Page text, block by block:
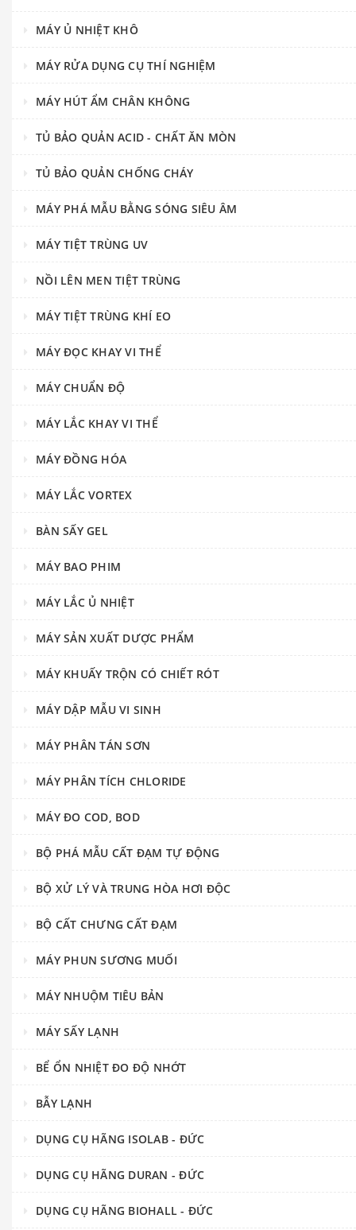
MÁY Ủ NHIỆT KHÔ
MÁY RỬA DỤNG CỤ THÍ NGHIỆM
MÁY HÚT ẨM CHÂN KHÔNG
TỦ BẢO QUẢN ACID - CHẤT ĂN MÒN
TỦ BẢO QUẢN CHỐNG CHÁY
MÁY PHÁ MẪU BẰNG SÓNG SIÊU ÂM
MÁY TIỆT TRÙNG UV
NỒI LÊN MEN TIỆT TRÙNG
MÁY TIỆT TRÙNG KHÍ EO
MÁY ĐỌC KHAY VI THỂ
MÁY CHUẨN ĐỘ
MÁY LẮC KHAY VI THỂ
MÁY ĐỒNG HÓA
MÁY LẮC VORTEX
BÀN SẤY GEL
MÁY BAO PHIM
MÁY LẮC Ủ NHIỆT
MÁY SẢN XUẤT DƯỢC PHẨM
MÁY KHUẤY TRỘN CÓ CHIẾT RÓT
MÁY DẬP MẪU VI SINH
MÁY PHÂN TÁN SƠN
MÁY PHÂN TÍCH CHLORIDE
MÁY ĐO COD, BOD
BỘ PHÁ MẪU CẤT ĐẠM TỰ ĐỘNG
BỘ XỬ LÝ VÀ TRUNG HÒA HƠI ĐỘC
BỘ CẤT CHƯNG CẤT ĐẠM
MÁY PHUN SƯƠNG MUỐI
MÁY NHUỘM TIÊU BẢN
MÁY SẤY LẠNH
BỂ ỔN NHIỆT ĐO ĐỘ NHỚT
BẪY LẠNH
DỤNG CỤ HÃNG ISOLAB - ĐỨC
DỤNG CỤ HÃNG DURAN - ĐỨC
DỤNG CỤ HÃNG BIOHALL - ĐỨC